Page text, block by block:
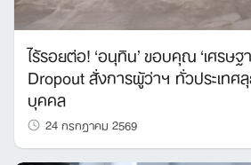
ไร้รอยต่อ! ‘อนุทิน’ ขอบคุณ ‘เศรษ
Dropout สั่งการผู้ว่าฯ ทั่วประเทศ
บุคคล
24 กรกฎาคม 2569